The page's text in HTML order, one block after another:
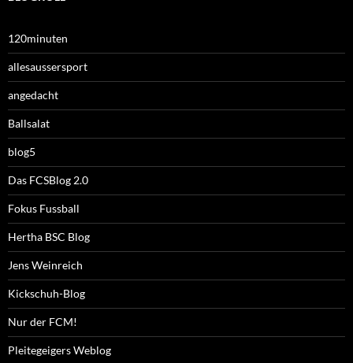
120minuten
allesaussersport
angedacht
Ballsalat
blog5
Das FCSBlog 2.0
Fokus Fussball
Hertha BSC Blog
Jens Weinreich
Kickschuh-Blog
Nur der FCM!
Pleitegeigers Weblog